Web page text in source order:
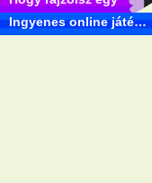
Ingyenes online játékok